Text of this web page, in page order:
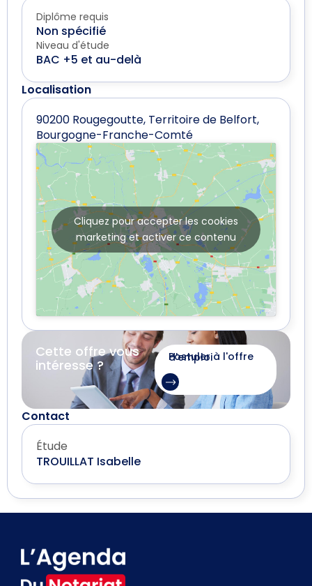
Diplôme requis
Non spécifié
Niveau d'étude
BAC +5 et au-delà
Localisation
90200 Rougegoutte, Territoire de Belfort,
Bourgogne-Franche-Comté
Cliquez pour accepter les cookies
marketing et activer ce contenu
Cette offre vous
intéresse ?
Postuler à l'offre d'emploi
Contact
Étude
TROUILLAT Isabelle